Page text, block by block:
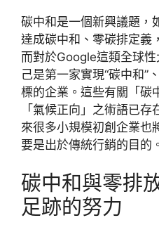
碳中和是一個新興議題，
達成碳中和、零碳排定義
而對於Google這類全球
己是第一家實現“碳中和”
標的企業。這些有關「碳
「氣候正向」之術語已
來很多小規模初創企業也
要是出於傳統行銷的目的。
碳中和與零排
足跡的努力